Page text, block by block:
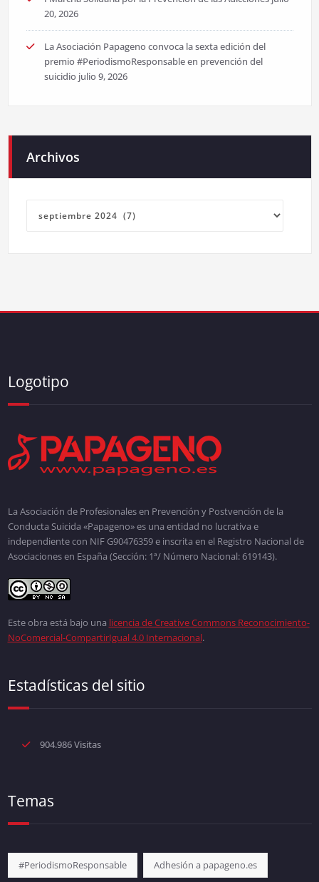
20, 2026
La Asociación Papageno convoca la sexta edición del
premio #PeriodismoResponsable en prevención del
suicidio julio 9, 2026
Archivos
Logotipo
La Asociación de Profesionales en Prevención y Postvención de la
Conducta Suicida «Papageno» es una entidad no lucrativa e
independiente con NIF G90476359 e inscrita en el Registro Nacional de
Asociaciones en España (Sección: 1ª/ Número Nacional: 619143).
Este obra está bajo una licencia de Creative Commons Reconocimiento-
NoComercial-CompartirIgual 4.0 Internacional.
Estadísticas del sitio
904.986 Visitas
Temas
#PeriodismoResponsable Adhesión a papageno.es